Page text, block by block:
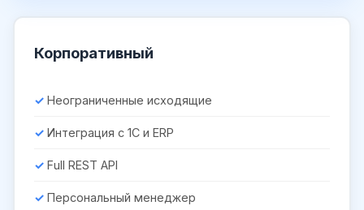
Корпоративный
Неограниченные исходящие
Интеграция с 1С и ERP
Full REST API
Персональный менеджер